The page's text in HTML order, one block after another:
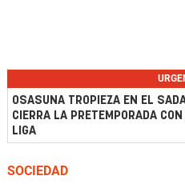
OSASUNA TROPIEZA EN EL
CIERRA LA PRETEMPORADA
LIGA
SOCIEDAD